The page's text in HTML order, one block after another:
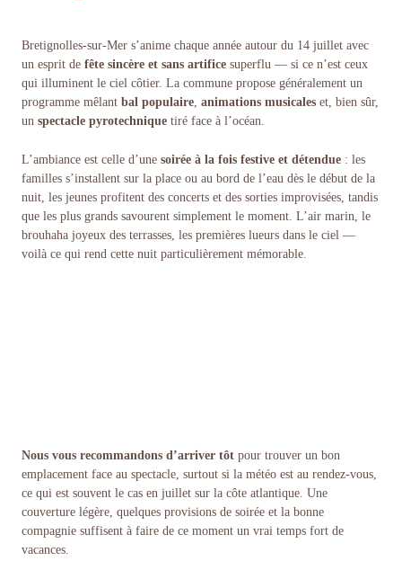
Bretignolles-sur-Mer s’anime chaque année autour du 14 juillet avec
un esprit de fête sincère et sans artifice superflu — si ce n’est ceux
qui illuminent le ciel côtier. La commune propose généralement un
programme mêlant bal populaire animations musicales et, bien sûr,
un spectacle pyrotechnique tiré face à l’océan.
L’ambiance est celle d’une soirée à la fois festive et détendue : les
familles s’installent sur la place ou au bord de l’eau dès le début de la
nuit, les jeunes profitent des concerts et des sorties improvisées, tandis
que les plus grands savourent simplement le moment. L’air marin, le
brouhaha joyeux des terrasses, les premières lueurs dans le ciel —
voilà ce qui rend cette nuit particulièrement mémorable.
Nous vous recommandons d’arriver tôt pour trouver un bon
emplacement face au spectacle, surtout si la météo est au rendez-vous,
ce qui est souvent le cas en juillet sur la côte atlantique. Une
couverture légère, quelques provisions de soirée et la bonne
compagnie suffisent à faire de ce moment un vrai temps fort de
vacances.